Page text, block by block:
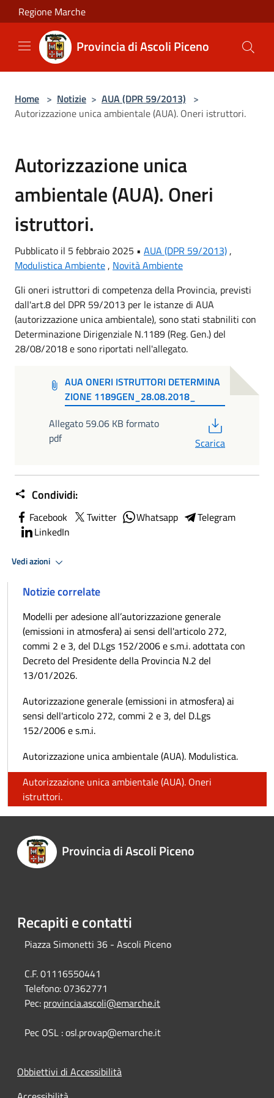
Salta al contenuto principale
Regione Marche
Provincia di Ascoli Piceno
Home > Notizie > AUA (DPR 59/2013) >
Autorizzazione unica ambientale (AUA). Oneri istruttori.
Autorizzazione unica
ambientale (AUA). Oneri
istruttori.
Pubblicato il 5 febbraio 2025 • AUA (DPR 59/2013),
Modulistica Ambiente, Novità Ambiente
Gli oneri istruttori di competenza della Provincia, previsti
dall'art.8 del DPR 59/2013 per le istanze di AUA
(autorizzazione unica ambientale), sono stati stabniliti con
Determinazione Dirigenziale N.1189 (Reg. Gen.) del
28/08/2018 e sono riportati nell'allegato.
AUA ONERI ISTRUTTORI DETERMINA
ZIONE 1189GEN_28.08.2018_
Allegato 59.06 KB formato
pdf
Scarica
Condividi:
Facebook Twitter Whatsapp
Telegram
LinkedIn
Vedi azioni
Notizie correlate
Modelli per adesione all’autorizzazione generale
(emissioni in atmosfera) ai sensi dell'articolo 272,
commi 2 e 3, del D.Lgs 152/2006 e s.m.i. adottata con
Decreto del Presidente della Provincia N.2 del
13/01/2026.
Autorizzazione generale (emissioni in atmosfera) ai
sensi dell'articolo 272, commi 2 e 3, del D.Lgs
152/2006 e s.m.i.
Autorizzazione unica ambientale (AUA). Modulistica.
Autorizzazione unica ambientale (AUA). Oneri
istruttori.
Provincia di Ascoli Piceno
Recapiti e contatti
Piazza Simonetti 36 - Ascoli Piceno
C.F. 01116550441
Telefono:07362771
Pec: provincia.ascoli@emarche.it
Pec OSL : osl.provap@emarche.it
Obbiettivi di Accessibilità